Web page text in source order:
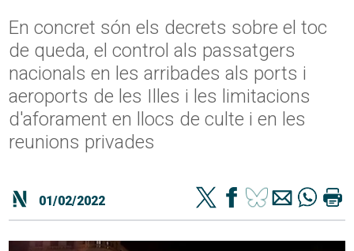
En concret són els decrets sobre el toc
de queda, el control als passatgers
nacionals en les arribades als ports i
aeroports de les Illes i les limitacions
d'aforament en llocs de culte i en les
reunions privades
01/02/2022